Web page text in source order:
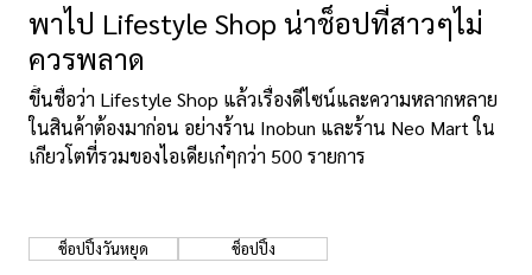
พาไป Lifestyle Shop น่าช็อปที่สาวๆไม่
ควรพลาด
ขึ้นชื่อว่า Lifestyle Shop แล้วเรื่องดีไซน์และความหลากหลาย
ในสินค้าต้องมาก่อน อย่างร้าน Inobun และร้าน Neo Mart ใน
เกียวโตที่รวมของไอเดียเก๋ๆกว่า 500 รายการ
ช็อปปิ้งวันหยุด ช็อปปิ้ง